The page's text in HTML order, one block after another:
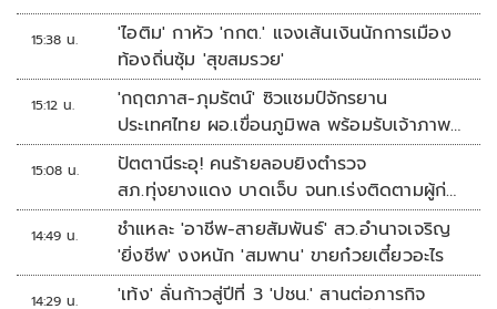
15:38 น.
'ไอติม' กาหัว 'กกต.' แจงเส้นเงินนักการเมือง
ท้องถิ่นซุ้ม 'สุขสมรวย'
15:12 น.
'กฤตภาส-ภุมรัตน์' ซิวแชมป์จักรยาน
ประเทศไทย ผอ.เขื่อนภูมิพล พร้อมรับเจ้าภาพ
ต่อ ปี 2570
15:08 น.
ปัตตานีระอุ! คนร้ายลอบยิงตำรวจ
สภ.ทุ่งยางแดง บาดเจ็บ จนท.เร่งติดตามผู้ก่อ
เหตุ
14:49 น.
ชำแหละ 'อาชีพ-สายสัมพันธ์' สว.อำนาจเจริญ
'ยิ่งชีพ' งงหนัก 'สมพาน' ขายก๋วยเตี๋ยวอะไร
14:29 น.
'เท้ง' ลั่นก้าวสู่ปีที่ 3 'ปชน.' สานต่อภารกิจ